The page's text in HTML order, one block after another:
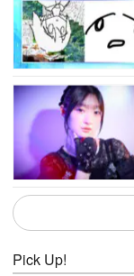
Pick Up!